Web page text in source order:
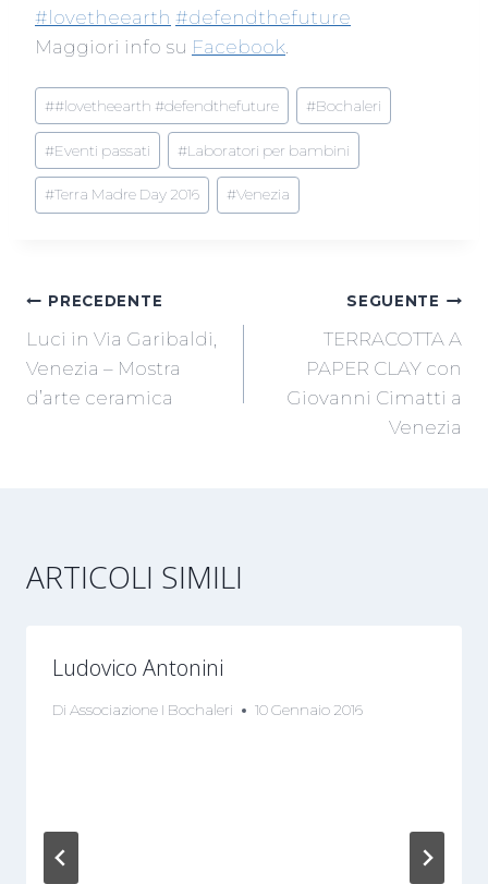
#lovetheearth #defendthefuture
Maggiori info su Facebook
Tag
articolo:
##lovetheearth #defendthefuture #Bochaleri
#Eventi passati #Laboratori per bambini
#Terra Madre Day 2016 #Venezia
NAVIGAZIONE
ARTICOLI
PRECEDENTE
Luci in Via Garibaldi,
Venezia – Mostra
d’arte ceramica
SEGUENTE
TERRACOTTA A
PAPER CLAY con
Giovanni Cimatti a
Venezia
ARTICOLI SIMILI
Ludovico Antonini
Di Associazione I Bochaleri 10 Gennaio 2016